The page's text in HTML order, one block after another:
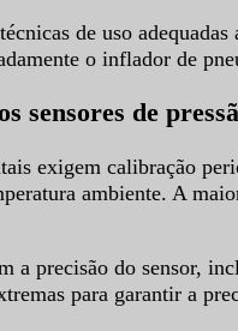
de uso
o inflador de
sensores de
exigem calibração
ambiente. A
a precisão do sensor,
para garantir a